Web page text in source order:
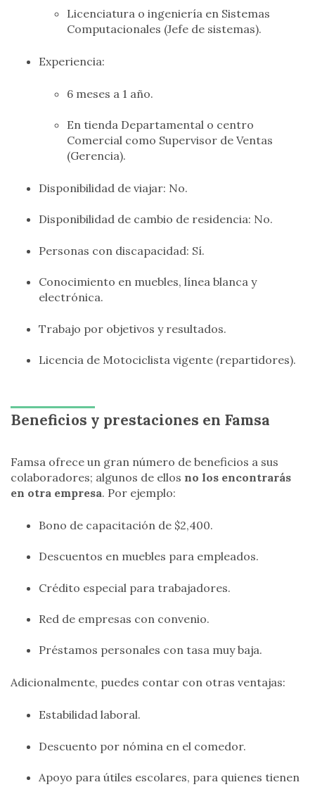
Licenciatura o ingeniería en Sistemas
Computacionales (Jefe de sistemas).
Experiencia:
6 meses a 1 año.
En tienda Departamental o centro
Comercial como Supervisor de Ventas
(Gerencia).
Disponibilidad de viajar: No.
Disponibilidad de cambio de residencia: No.
Personas con discapacidad: Sí.
Conocimiento en muebles, línea blanca y
electrónica.
Trabajo por objetivos y resultados.
Licencia de Motociclista vigente (repartidores).
Beneficios y prestaciones en Famsa
Famsa ofrece un gran número de beneficios a sus
colaboradores; algunos de ellos no los encontrarás
en otra empresa. Por ejemplo:
Bono de capacitación de $2,400.
Descuentos en muebles para empleados.
Crédito especial para trabajadores.
Red de empresas con convenio.
Préstamos personales con tasa muy baja.
Adicionalmente, puedes contar con otras ventajas:
Estabilidad laboral.
Descuento por nómina en el comedor.
Apoyo para útiles escolares, para quienes tienen